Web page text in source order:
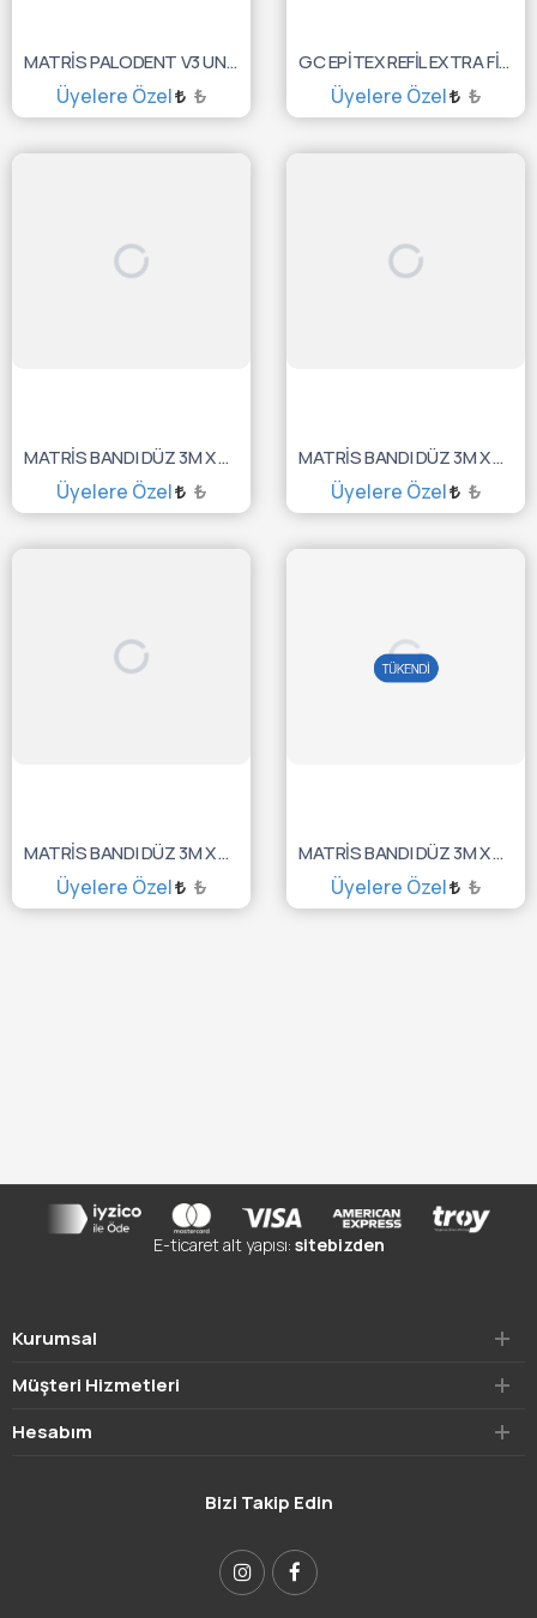
MATRİS PALODENT V3 UNIV 1'Lİ RING REFILL 659900V
Üyelere Özel ₺
TÜKENDİ :(
GC EPİTEX REFİL EXTRA FİNE 10MT 10000121
Üyelere Özel ₺
TÜKENDİ :(
MATRİS BANDI DÜZ 3M X 0,04MM X 7MM HAHN. 10347
Üyelere Özel ₺
SEPETE EKLE
MATRİS BANDI DÜZ 3M X 0,04MM X 5MM HAHN. 10345
Üyelere Özel ₺
SEPETE EKLE
MATRİS BANDI DÜZ 3M X 0,04MM X 4MM HAHN. 10344
Üyelere Özel ₺
MATRİS BANDI DÜZ 3M X 0,04MM X 6MM HAHN. 10346
Üyelere Özel ₺
E-ticaret alt yapısı: sitebizden
Kurumsal
Müşteri Hizmetleri
Hesabım
Bizi Takip Edin